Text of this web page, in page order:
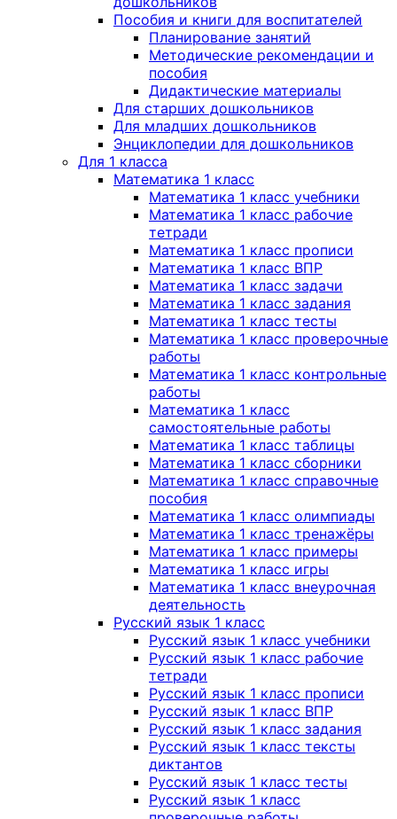
Пособия и книги для воспитателей
Планирование занятий
Методические рекомендации и
пособия
Дидактические материалы
Для старших дошкольников
Для младших дошкольников
Энциклопедии для дошкольников
Для 1 класса
Математика 1 класс
Математика 1 класс учебники
Математика 1 класс рабочие
тетради
Математика 1 класс прописи
Математика 1 класс ВПР
Математика 1 класс задачи
Математика 1 класс задания
Математика 1 класс тесты
Математика 1 класс проверочные
работы
Математика 1 класс контрольные
работы
Математика 1 класс
самостоятельные работы
Математика 1 класс таблицы
Математика 1 класс сборники
Математика 1 класс справочные
пособия
Математика 1 класс олимпиады
Математика 1 класс тренажёры
Математика 1 класс примеры
Математика 1 класс игры
Математика 1 класс внеурочная
деятельность
Русский язык 1 класс
Русский язык 1 класс учебники
Русский язык 1 класс рабочие
тетради
Русский язык 1 класс прописи
Русский язык 1 класс ВПР
Русский язык 1 класс задания
Русский язык 1 класс тексты
диктантов
Русский язык 1 класс тесты
Русский язык 1 класс